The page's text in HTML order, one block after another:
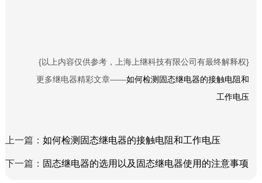
{以上内容仅供参考，上海上继科技有限公司有最终解释权}
更多继电器精彩文章——如何检测固态继电器的接触电阻和
工作电压
上一篇： 如何检测固态继电器的接触电阻和工作电压
下一篇： 固态继电器的选用以及固态继电器使用的注意事项